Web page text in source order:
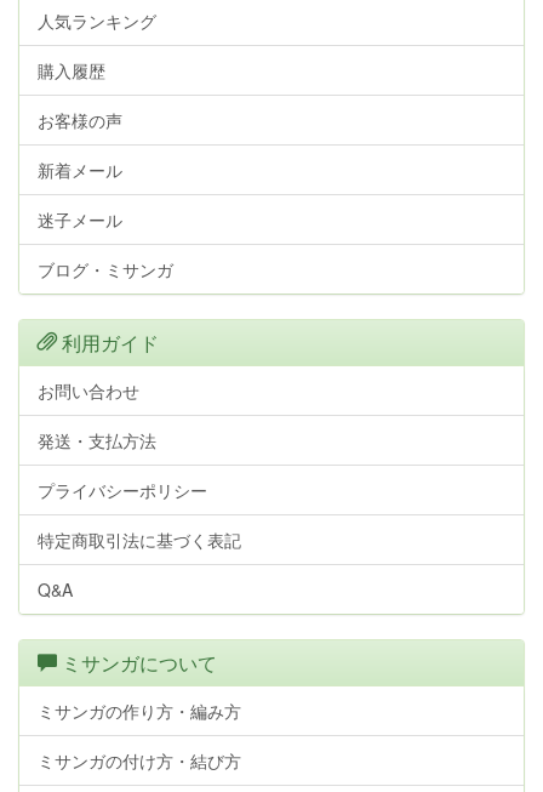
人気ランキング
購入履歴
お客様の声
新着メール
迷子メール
ブログ・ミサンガ
利用ガイド
お問い合わせ
発送・支払方法
プライバシーポリシー
特定商取引法に基づく表記
Q&A
ミサンガについて
ミサンガの作り方・編み方
ミサンガの付け方・結び方